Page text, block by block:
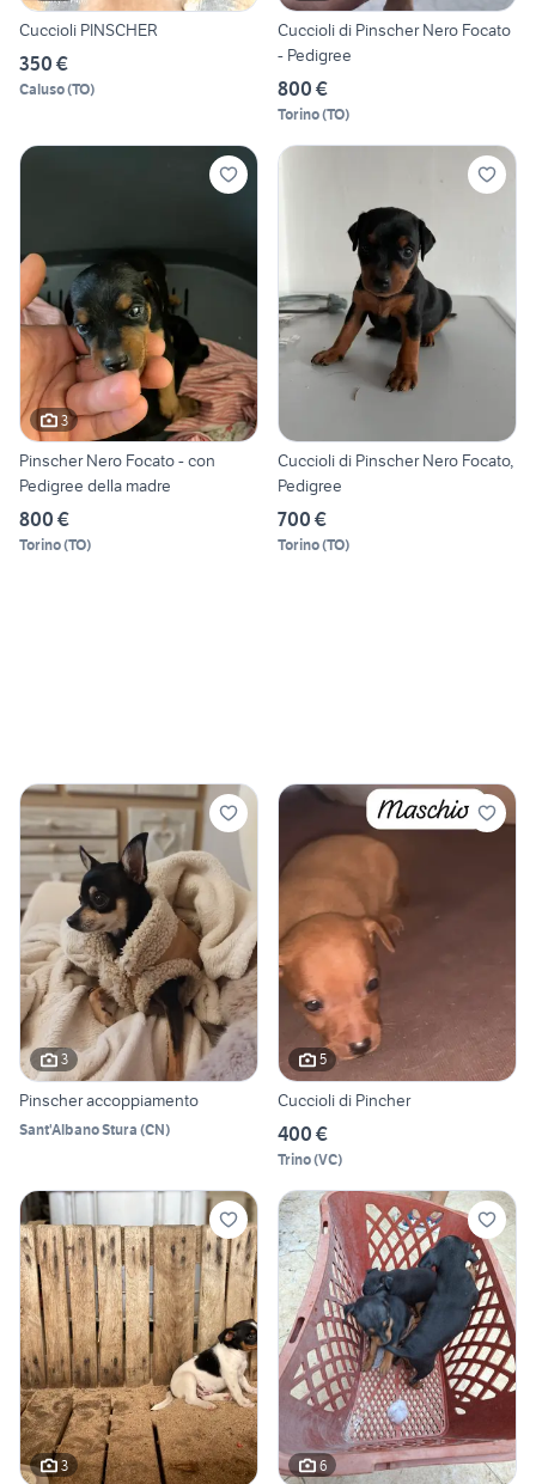
Cuccioli PINSCHER
350 €
Caluso(TO)
Cuccioli di Pinscher Nero Focato
- Pedigree
800 €
Torino(TO)
3
Pinscher Nero Focato - con
Pedigree della madre
800 €
Torino(TO)
Cuccioli di Pinscher Nero Focato,
Pedigree
700 €
Torino(TO)
3
Pinscher accoppiamento
Sant'Albano Stura (CN)
5
Cuccioli di Pincher
400 €
Trino(VC)
3 6